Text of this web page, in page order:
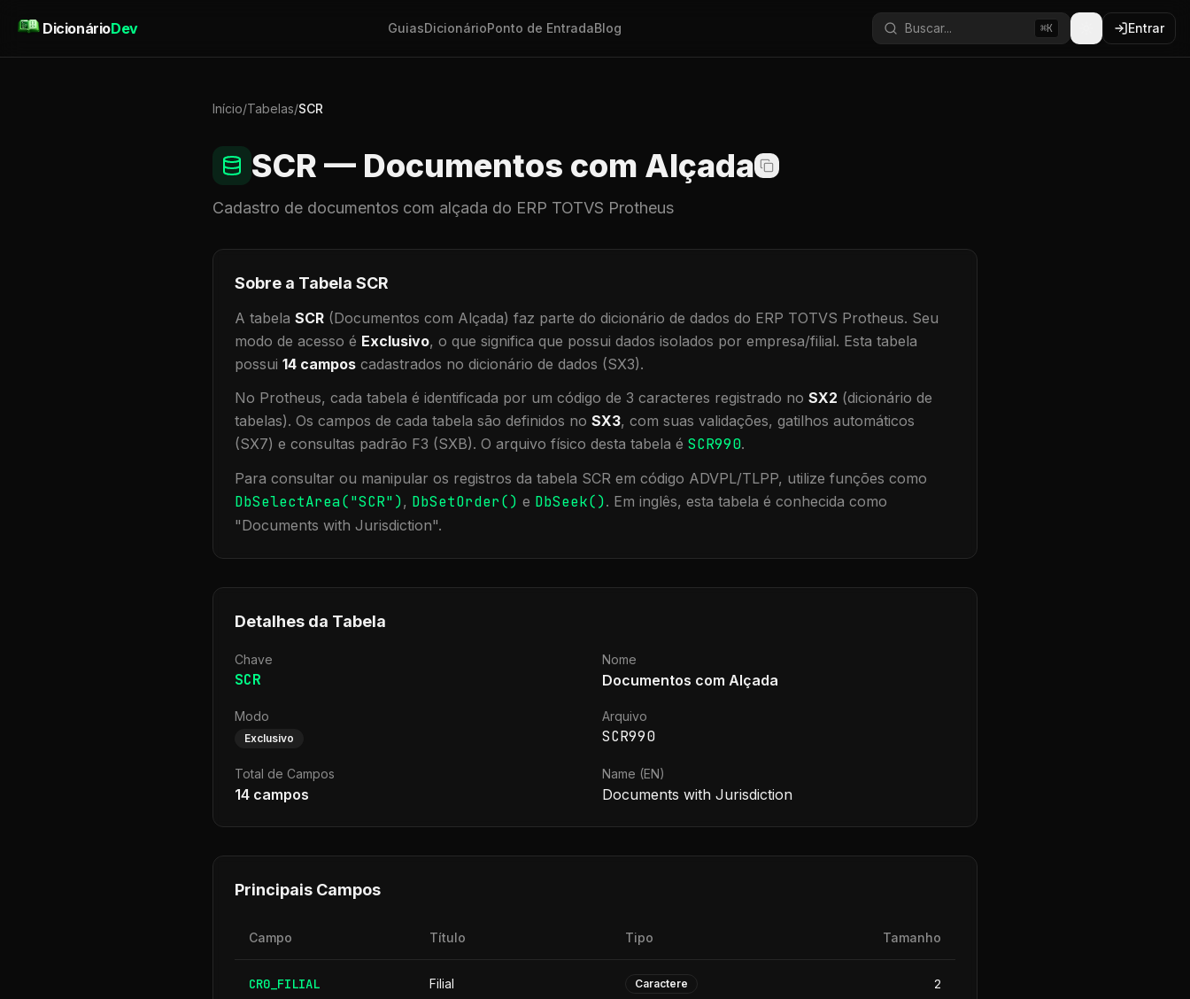
DicionárioDev GuiasDicionárioPonto de EntradaBlog Buscar... ⌘K Entrar
Início/Tabelas/SCR
SCR — Documentos com Alçada
Cadastro de documentos com alçada do ERP TOTVS Protheus
Sobre a Tabela SCR
A tabela SCR (Documentos com Alçada) faz parte do dicionário de dados do ERP TOTVS Protheus. Seu
modo de acesso é Exclusivo, o que significa que possui dados isolados por empresa/filial. Esta tabela
possui 14 campos cadastrados no dicionário de dados (SX3).
No Protheus, cada tabela é identificada por um código de 3 caracteres registrado no SX2 (dicionário de
tabelas). Os campos de cada tabela são definidos no SX3, com suas validações, gatilhos automáticos
(SX7) e consultas padrão F3 (SXB). O arquivo físico desta tabela é SCR990.
Para consultar ou manipular os registros da tabela SCR em código ADVPL/TLPP, utilize funções como
DbSelectArea("SCR"), DbSetOrder() e DbSeek(). Em inglês, esta tabela é conhecida como
"Documents with Jurisdiction".
Detalhes da Tabela
Chave
SCR
Nome
Documentos com Alçada
Modo
Exclusivo
Arquivo
SCR990
Total de Campos
14 campos
Name (EN)
Documents with Jurisdiction
Principais Campos
Campo Título Tipo Tamanho
CR0_FILIAL Filial Caractere 2